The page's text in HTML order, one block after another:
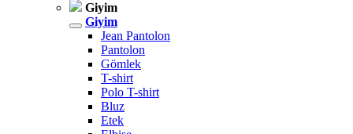
Giyim
Giyim
Jean Pantolon
Pantolon
Gömlek
T-shirt
Polo T-shirt
Bluz
Etek